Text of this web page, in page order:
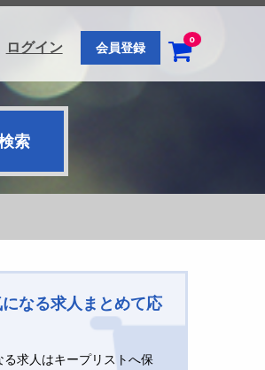
ログイン 会員登録
0
なる求人まとめて応
る求人はキープリストへ保